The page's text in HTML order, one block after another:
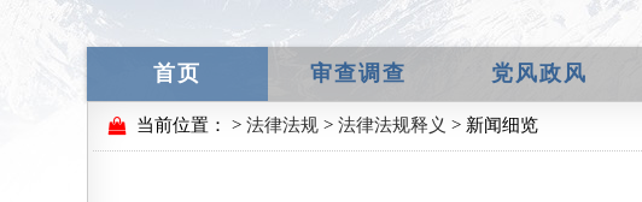
首页 审查调查 党风政风
当前位置： > 法律法规 > 法律法规释义 > 新闻细览